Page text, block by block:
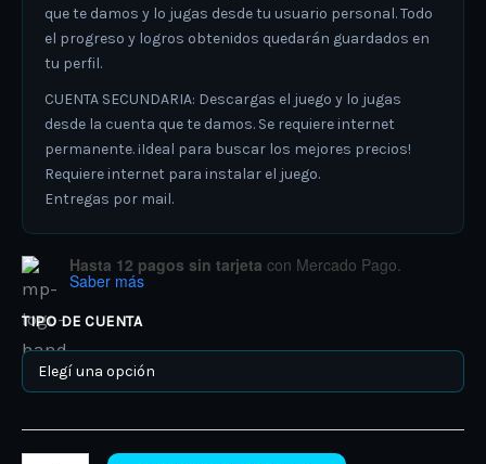
que te damos y lo jugas desde tu usuario personal. Todo
el progreso y logros obtenidos quedarán guardados en
tu perfil.
CUENTA SECUNDARIA: Descargas el juego y lo jugas
desde la cuenta que te damos. Se requiere internet
permanente. ¡Ideal para buscar los mejores precios!
Requiere internet para instalar el juego.
Entregas por mail.
Hasta 12 pagos sin tarjeta con Mercado Pago.
Saber más
TIPO DE CUENTA